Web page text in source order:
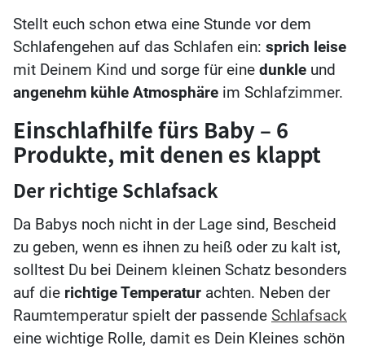
Stellt euch schon etwa eine Stunde vor dem
Schlafengehen auf das Schlafen ein: sprich leise
mit Deinem Kind und sorge für eine dunkle und
angenehm kühle Atmosphäre im Schlafzimmer.
Einschlafhilfe fürs Baby – 6
Produkte, mit denen es klappt
Der richtige Schlafsack
Da Babys noch nicht in der Lage sind, Bescheid
zu geben, wenn es ihnen zu heiß oder zu kalt ist,
solltest Du bei Deinem kleinen Schatz besonders
auf die richtige Temperatur achten. Neben der
Raumtemperatur spielt der passende Schlafsack
eine wichtige Rolle, damit es Dein Kleines schön